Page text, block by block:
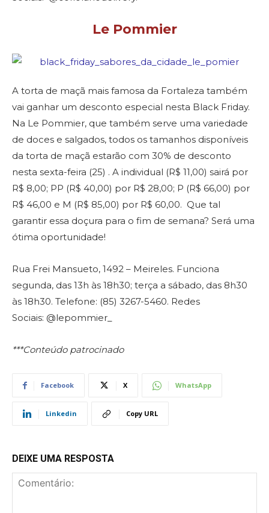
Le Pommier
A torta de maçã mais famosa da Fortaleza também
vai ganhar um desconto especial nesta Black Friday.
Na Le Pommier, que também serve uma variedade
de doces e salgados, todos os tamanhos disponíveis
da torta de maçã estarão com 30% de desconto
nesta sexta-feira (25) . A individual (R$ 11,00) sairá por
R$ 8,00; PP (R$ 40,00) por R$ 28,00; P (R$ 66,00) por
R$ 46,00 e M (R$ 85,00) por R$ 60,00. Que tal
garantir essa doçura para o fim de semana? Será uma
ótima oportunidade!
Rua Frei Mansueto, 1492 – Meireles. Funciona
segunda, das 13h às 18h30; terça a sábado, das 8h30
às 18h30. Telefone: (85) 3267-5460. Redes
Sociais: @lepommier_
***Conteúdo patrocinado
Facebook X WhatsApp
Linkedin Copy URL
DEIXE UMA RESPOSTA